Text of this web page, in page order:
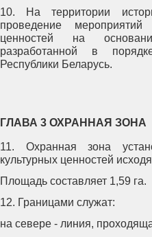
10. На территории
проведение мероприятий
ценностей на
разработанной в
Республики Беларусь.
ГЛАВА 3 ОХРАННАЯ ЗОНА
11. Охранная зона
культурных ценностей
Площадь составляет 1,59 га.
12. Границами служат:
на севере - линия,